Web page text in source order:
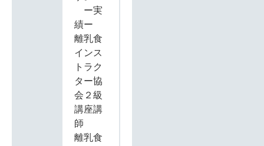
ー実
績ー
離乳食
インス
トラク
ター協
会２級
講座講
師
離乳食